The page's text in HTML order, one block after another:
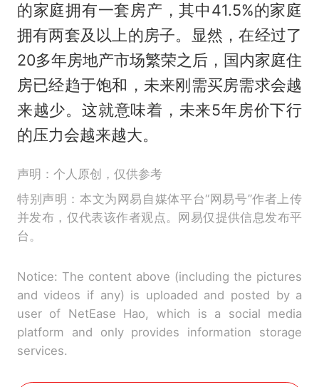
的家庭拥有一套房产，其中41.5%的家庭
拥有两套及以上的房子。显然，在经过了
20多年房地产市场繁荣之后，国内家庭住
房已经趋于饱和，未来刚需买房需求会越
来越少。这就意味着，未来5年房价下行
的压力会越来越大。
声明：个人原创，仅供参考
特别声明：本文为网易自媒体平台“网易号”作者上传
并发布，仅代表该作者观点。网易仅提供信息发布平
台。
Notice: The content above (including the pictures
and videos if any) is uploaded and posted by a
user of NetEase Hao, which is a social media
platform and only provides information storage
services.